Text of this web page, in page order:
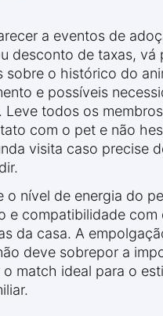
a eventos de
desconto de taxas, vá
sobre o histórico do
e possíveis
Leve todos os
com o pet e não
visita caso precise
o nível de energia do
e compatibilidade com
da casa. A
deve sobrepor a
o match ideal para o